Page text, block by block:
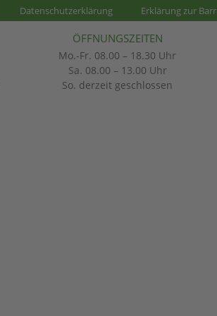
Datenschutzerklärung Erklärung zur
ÖFFNUNGSZEITEN
Mo.-Fr. 08.00 – 18.30 Uhr
Sa. 08.00 – 13.00 Uhr
So. derzeit geschlossen